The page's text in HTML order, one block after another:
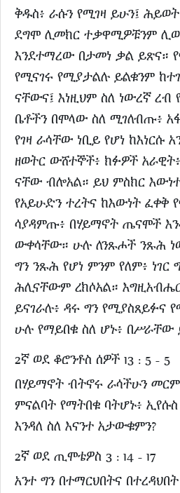
ቅዱስ፥ ራሱን የሚገዛ ይሁን፤
ደግሞ ሊመክር ተቃዋሚዎቹንም
እንደተማረው በታመነ ቃል ይጽና።
የሚናገሩ የሚያታልሉ ይልቁንም
ናቸውና፤ እነዚህም ስለ ነውረኛ ረብ
ቤቶችን በሞላው ስለ ሚገለብጡ፥
የገዛ ራሳቸው ነቢይ የሆነ ከእነርሱ
ዘወትር ውሸተኞች፥ ክፉዎች
ናቸው ብሎአል። ይህ ምስክር
የአይሁድን ተረትና ከእውነት ፈቀቅ
ሳያዳምጡ፥ በሃይማኖት ጤናሞች
ውቀሳቸው። ሁሉ ለንጹሖች ንጹሕ
ግን ንጹሕ የሆነ ምንም የለም፥
ሕሊናቸውም ረክሶአል።
ይናገራሉ፥ ዳሩ ግን የሚያስጸይፉና
ሁሉ የማይበቁ ስለ ሆኑ፥ በሥራቸው
2ኛ ወደ ቆሮንቶስ ሰዎች 13 : 5 - 5
በሃይማኖት ብትኖሩ ራሳችሁን
ምናልባት የማትበቁ ባትሆኑ፥
እንዳለ ስለ እናንተ አታውቁምን?
2ኛ ወደ ጢሞቴዎስ 3 : 14 - 17
አንተ ግን በተማርህበትና